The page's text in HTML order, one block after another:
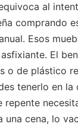
al
comprando
Esos
El
o de plástico
tenerlo en la
repente
una cena, lo